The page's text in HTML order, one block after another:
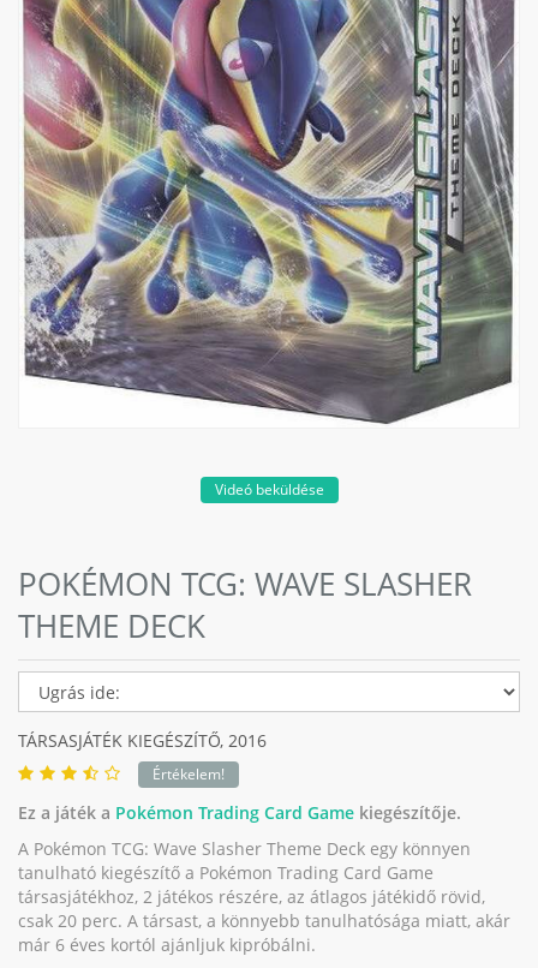
Videó beküldése
POKÉMON TCG: WAVE SLASHER
THEME DECK
TÁRSASJÁTÉK KIEGÉSZÍTŐ, 2016
Értékelem!
Ez a játék a Pokémon Trading Card Game kiegészítője.
A Pokémon TCG: Wave Slasher Theme Deck egy könnyen
tanulható kiegészítő a Pokémon Trading Card Game
társasjátékhoz, 2 játékos részére, az átlagos játékidő rövid,
csak 20 perc. A társast, a könnyebb tanulhatósága miatt, akár
már 6 éves kortól ajánljuk kipróbálni.